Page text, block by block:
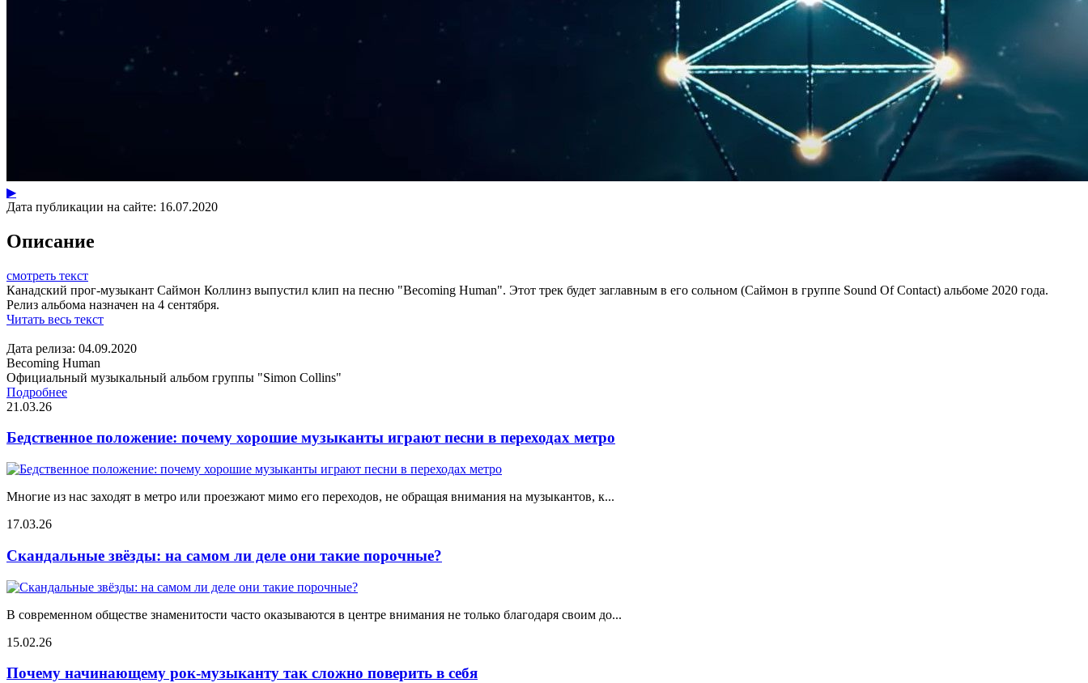
▶
Дата публикации на сайте: 16.07.2020
Описание
смотреть текст
Канадский прог-музыкант Саймон Коллинз выпустил клип на песню "Becoming Human". Этот трек будет заглавным в его сольном (Саймон в группе Sound Of Contact) альбоме 2020 года.
Релиз альбома назначен на 4 сентября.
Читать весь текст
Дата релиза: 04.09.2020
Becoming Human
Официальный музыкальный альбом группы "Simon Collins"
Подробнее
21.03.26
Бедственное положение: почему хорошие музыканты играют песни в переходах метро
Многие из нас заходят в метро или проезжают мимо его переходов, не обращая внимания на музыкантов, к...
17.03.26
Скандальные звёзды: на самом ли деле они такие порочные?
В современном обществе знаменитости часто оказываются в центре внимания не только благодаря своим до...
15.02.26
Почему начинающему рок-музыканту так сложно поверить в себя